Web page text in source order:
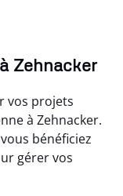
Zehnacker
vos projets
à Zehnacker.
bénéficiez
gérer vos